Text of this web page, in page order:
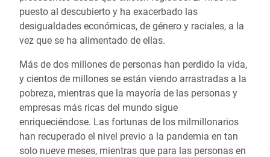
puesto al descubierto y ha exacerbado las
desigualdades económicas, de género y raciales, a la
vez que se ha alimentado de ellas.
Más de dos millones de personas han perdido la vida,
y cientos de millones se están viendo arrastradas a la
pobreza, mientras que la mayoría de las personas y
empresas más ricas del mundo sigue
enriqueciéndose. Las fortunas de los milmillonarios
han recuperado el nivel previo a la pandemia en tan
solo nueve meses, mientras que para las personas en